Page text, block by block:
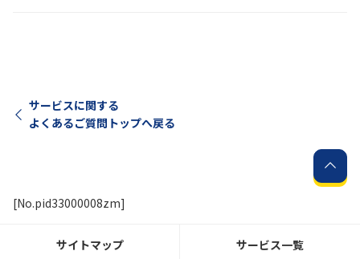
サービスに関する
よくあるご質問トップへ戻る
[No.pid33000008zm]
サイトマップ サービス一覧